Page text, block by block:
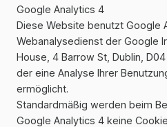
Google Analytics 4
Diese Website benutzt Google
Webanalysedienst der Google
House, 4 Barrow St, Dublin,
der eine Analyse Ihrer
ermöglicht.
Standardmäßig werden beim
Google Analytics 4 keine